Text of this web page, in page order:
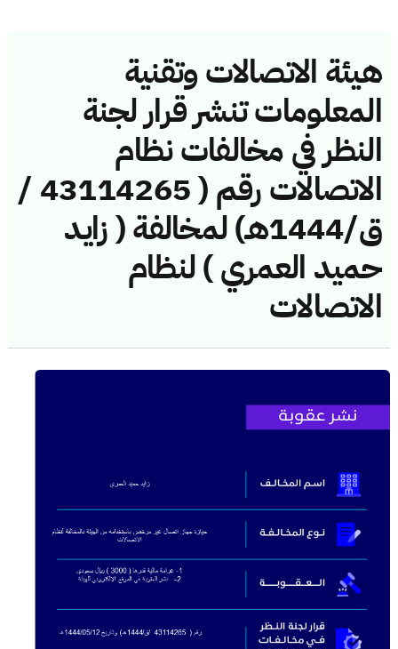
هيئة الاتصالات وتقنية
المعلومات تنشر قرار لجنة
النظر في مخالفات نظام
الاتصالات رقم ( 43114265 /
ق/1444هـ) لمخالفة ( زايد
حميد العمري ) لنظام
الاتصالات